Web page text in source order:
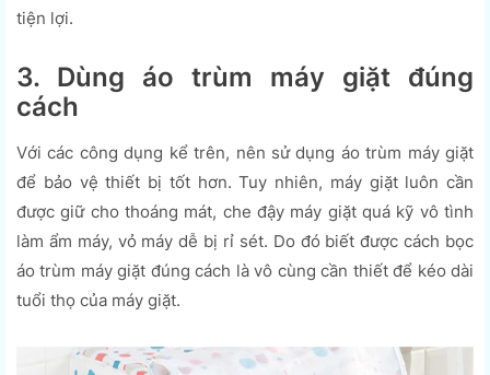
tiện lợi.
3. Dùng áo trùm máy giặt đúng
cách
Với các công dụng kể trên, nên sử dụng áo trùm máy giặt
để bảo vệ thiết bị tốt hơn. Tuy nhiên, máy giặt luôn cần
được giữ cho thoáng mát, che đậy máy giặt quá kỹ vô tình
làm ẩm máy, vỏ máy dễ bị rỉ sét. Do đó biết được cách bọc
áo trùm máy giặt đúng cách là vô cùng cần thiết để kéo dài
tuổi thọ của máy giặt.